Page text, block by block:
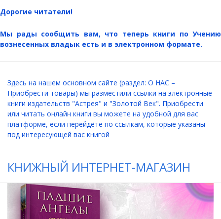
Дорогие читатели!
Мы рады сообщить вам, что теперь книги по Учению
вознесенных владык есть и в электронном формате.
Здесь на нашем основном сайте (раздел: О НАС –
Приобрести товары) мы разместили ссылки на электронные
книги издательств "Астрея" и "Золотой Век". Приобрести
или читать онлайн книги вы можете на удобной для вас
платформе, если перейдёте по ссылкам, которые указаны
под интересующей вас книгой
КНИЖНЫЙ ИНТЕРНЕТ-МАГАЗИН